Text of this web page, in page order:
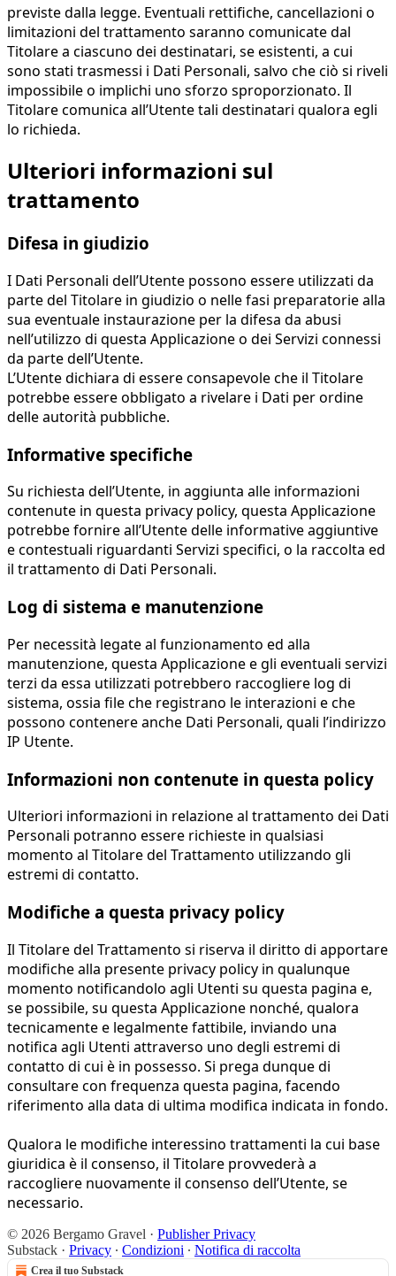
previste dalla legge. Eventuali rettifiche, cancellazioni o
limitazioni del trattamento saranno comunicate dal
Titolare a ciascuno dei destinatari, se esistenti, a cui
sono stati trasmessi i Dati Personali, salvo che ciò si riveli
impossibile o implichi uno sforzo sproporzionato. Il
Titolare comunica all’Utente tali destinatari qualora egli
lo richieda.
Ulteriori informazioni sul
trattamento
Difesa in giudizio
I Dati Personali dell’Utente possono essere utilizzati da
parte del Titolare in giudizio o nelle fasi preparatorie alla
sua eventuale instaurazione per la difesa da abusi
nell’utilizzo di questa Applicazione o dei Servizi connessi
da parte dell’Utente.
L’Utente dichiara di essere consapevole che il Titolare
potrebbe essere obbligato a rivelare i Dati per ordine
delle autorità pubbliche.
Informative specifiche
Su richiesta dell’Utente, in aggiunta alle informazioni
contenute in questa privacy policy, questa Applicazione
potrebbe fornire all’Utente delle informative aggiuntive
e contestuali riguardanti Servizi specifici, o la raccolta ed
il trattamento di Dati Personali.
Log di sistema e manutenzione
Per necessità legate al funzionamento ed alla
manutenzione, questa Applicazione e gli eventuali servizi
terzi da essa utilizzati potrebbero raccogliere log di
sistema, ossia file che registrano le interazioni e che
possono contenere anche Dati Personali, quali l’indirizzo
IP Utente.
Informazioni non contenute in questa policy
Ulteriori informazioni in relazione al trattamento dei Dati
Personali potranno essere richieste in qualsiasi
momento al Titolare del Trattamento utilizzando gli
estremi di contatto.
Modifiche a questa privacy policy
Il Titolare del Trattamento si riserva il diritto di apportare
modifiche alla presente privacy policy in qualunque
momento notificandolo agli Utenti su questa pagina e,
se possibile, su questa Applicazione nonché, qualora
tecnicamente e legalmente fattibile, inviando una
notifica agli Utenti attraverso uno degli estremi di
contatto di cui è in possesso. Si prega dunque di
consultare con frequenza questa pagina, facendo
riferimento alla data di ultima modifica indicata in fondo.
Qualora le modifiche interessino trattamenti la cui base
giuridica è il consenso, il Titolare provvederà a
raccogliere nuovamente il consenso dell’Utente, se
necessario.
© 2026 Bergamo Gravel · Publisher Privacy
Substack · Privacy ∙ Condizioni ∙ Notifica di raccolta
Crea il tuo Substack